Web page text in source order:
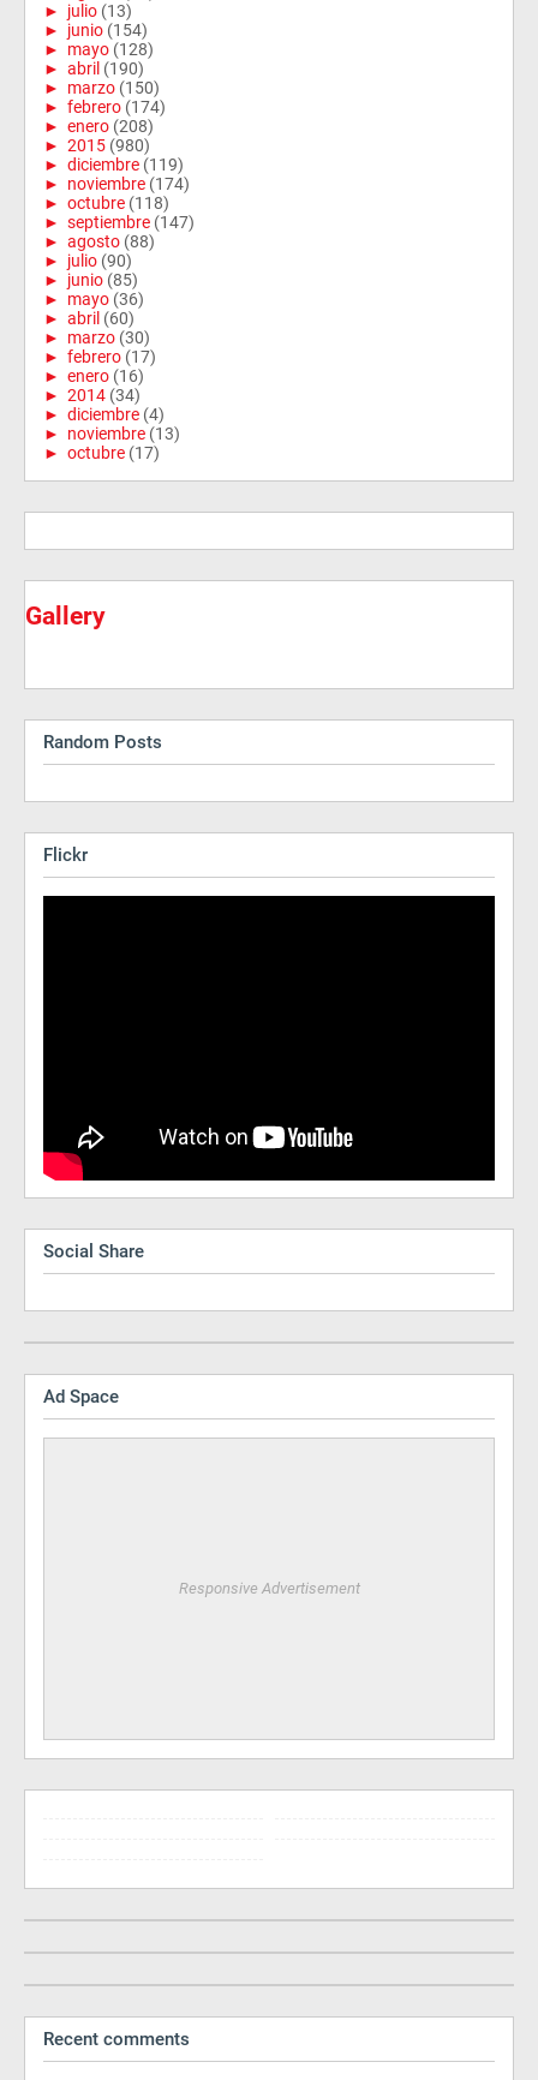
► julio (13)
► junio (154)
► mayo (128)
► abril (190)
► marzo (150)
► febrero (174)
► enero (208)
► 2015 (980)
► diciembre (119)
► noviembre (174)
► octubre (118)
► septiembre (147)
► agosto (88)
► julio (90)
► junio (85)
► mayo (36)
► abril (60)
► marzo (30)
► febrero (17)
► enero (16)
► 2014 (34)
► diciembre (4)
► noviembre (13)
► octubre (17)
Gallery
Random Posts
Flickr
Social Share
Ad Space
Responsive Advertisement
Recent comments